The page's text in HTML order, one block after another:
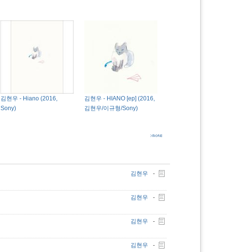
김현우 - Hiano (2016,
Sony)
김현우 - HIANO [ep] (2016,
김현우/이규형/Sony)
김현우 -
김현우 -
김현우 -
김현우 -